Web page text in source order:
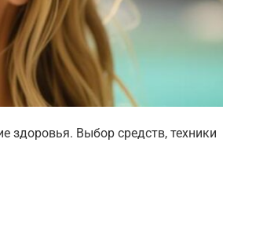
здоровья. Выбор средств, техники